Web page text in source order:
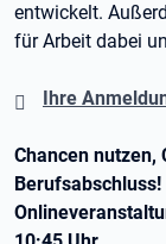
entwickelt.
für Arbeit dabei
Ihre
Chancen nutzen,
Berufsabschluss!